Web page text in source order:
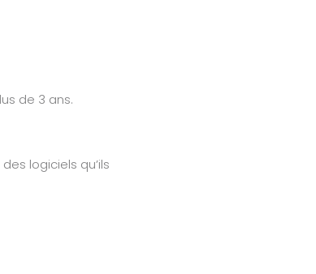
de 3 ans.
logiciels qu’ils